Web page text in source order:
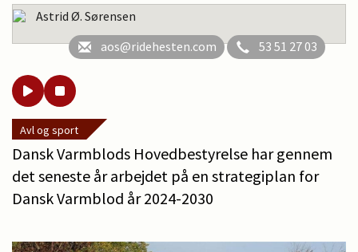
Astrid Ø. Sørensen
aos@ridehesten.com
53 51 27 03
Avl og sport
Dansk Varmblods Hovedbestyrelse har gennem
det seneste år arbejdet på en strategiplan for
Dansk Varmblod år 2024-2030